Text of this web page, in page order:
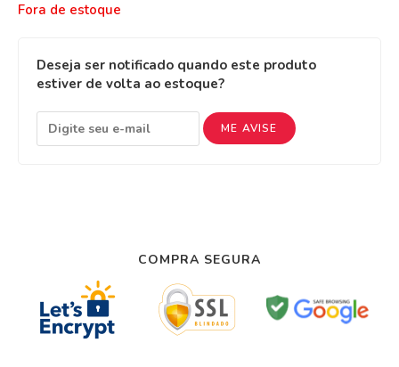
Fora de estoque
Deseja ser notificado quando este produto
estiver de volta ao estoque?
ME AVISE
COMPRA SEGURA